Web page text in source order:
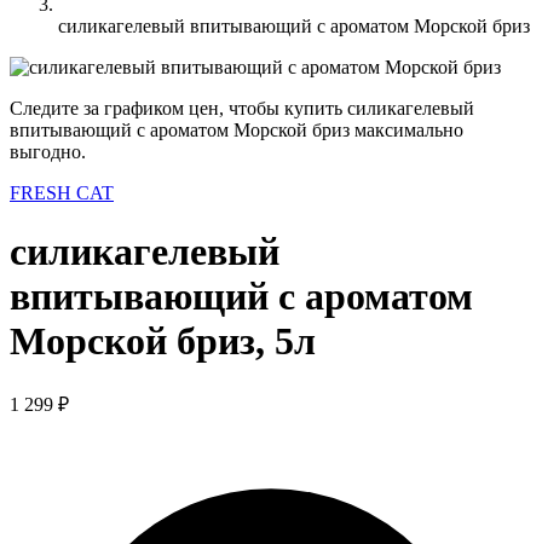
силикагелевый впитывающий с ароматом Морской бриз
Следите за графиком цен, чтобы купить силикагелевый
впитывающий с ароматом Морской бриз максимально
выгодно.
FRESH CAT
силикагелевый
впитывающий с ароматом
Морской бриз, 5л
1 299 ₽